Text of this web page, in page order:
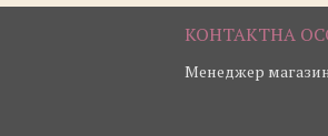
Менеджер